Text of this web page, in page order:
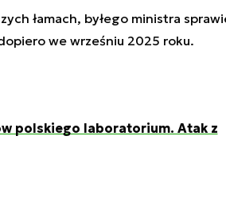
łamach, byłego ministra
we wrześniu 2025 roku.
polskiego laboratorium. Atak z